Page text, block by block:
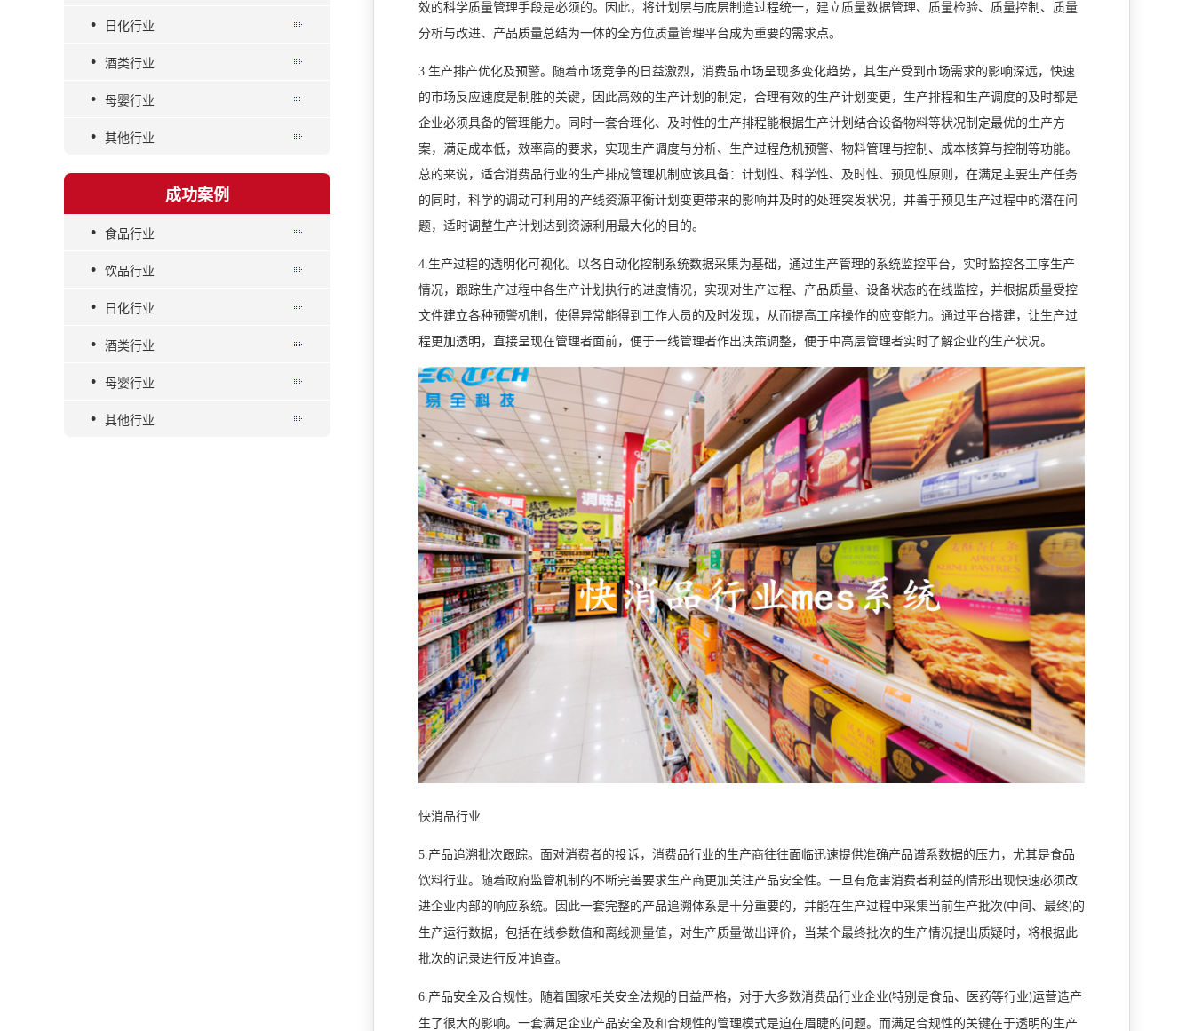
• 日化行业
• 酒类行业
• 母婴行业
• 其他行业
成功案例
• 食品行业
• 饮品行业
• 日化行业
• 酒类行业
• 母婴行业
• 其他行业
效的科学质量管理手段是必须的。因此，将计划层与底层制造过程统一，建立质量数据管理、质量检验、质量控制、质量
分析与改进、产品质量总结为一体的全方位质量管理平台成为重要的需求点。
3.生产排产优化及预警。随着市场竞争的日益激烈，消费品市场呈现多变化趋势，其生产受到市场需求的影响深远，快速
的市场反应速度是制胜的关键，因此高效的生产计划的制定，合理有效的生产计划变更，生产排程和生产调度的及时都是
企业必须具备的管理能力。同时一套合理化、及时性的生产排程能根据生产计划结合设备物料等状况制定最优的生产方
案，满足成本低，效率高的要求，实现生产调度与分析、生产过程危机预警、物料管理与控制、成本核算与控制等功能。
总的来说，适合消费品行业的生产排成管理机制应该具备：计划性、科学性、及时性、预见性原则，在满足主要生产任务
的同时，科学的调动可利用的产线资源平衡计划变更带来的影响并及时的处理突发状况，并善于预见生产过程中的潜在问
题，适时调整生产计划达到资源利用最大化的目的。
4.生产过程的透明化可视化。以各自动化控制系统数据采集为基础，通过生产管理的系统监控平台，实时监控各工序生产
情况，跟踪生产过程中各生产计划执行的进度情况，实现对生产过程、产品质量、设备状态的在线监控，并根据质量受控
文件建立各种预警机制，使得异常能得到工作人员的及时发现，从而提高工序操作的应变能力。通过平台搭建，让生产过
程更加透明，直接呈现在管理者面前，便于一线管理者作出决策调整，便于中高层管理者实时了解企业的生产状况。
快消品行业
5. 产品追溯批次跟踪。面对消费者的投诉，消费品行业的生产商往往面临迅速提供准确产品谱系数据的压力，尤其是食品
饮料行业。随着政府监管机制的不断完善要求生产商更加关注产品安全性。一旦有危害消费者利益的情形出现快速必须改
进企业内部的响应系统。因此一套完整的产品追溯体系是十分重要的，并能在生产过程中采集当前生产批次(中间、最终)的
生产运行数据，包括在线参数值和离线测量值，对生产质量做出评价，当某个最终批次的生产情况提出质疑时，将根据此
批次的记录进行反冲追查。
6. 产品安全及合规性。随着国家相关安全法规的日益严格，对于大多数消费品行业企业(特别是食品、医药等行业)运营造产
生了很大的影响。一套满足企业产品安全及和合规性的管理模式是迫在眉睫的问题。而满足合规性的关键在于透明的生产